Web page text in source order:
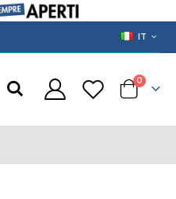
LANGUAGE
IT
Cart
0prodotti